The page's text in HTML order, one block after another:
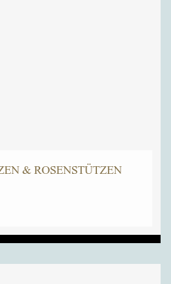
& ROSENSTÜTZEN